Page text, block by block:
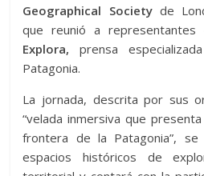
Geographical Societyde
que reunió a representantes
Explora, prensa
Patagonia.
La jornada, descrita por sus
“velada inmersiva que
frontera de la Patagonia”,
espacios históricos de